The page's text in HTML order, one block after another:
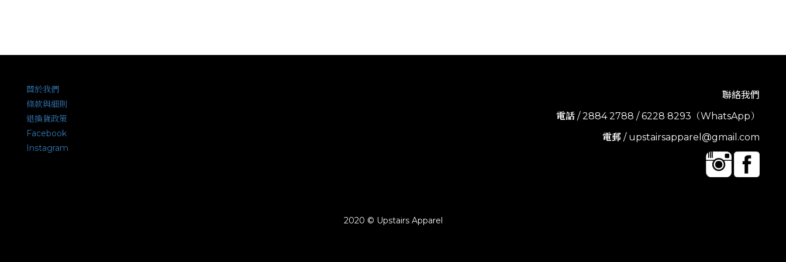
關於我們
條款與細則
退換貨政策
Facebook
Instagram
聯絡我們
電話 / 2884 2788 / 6228 8293（WhatsApp）
電郵 / upstairsapparel@gmail.com
2020 © Upstairs Apparel